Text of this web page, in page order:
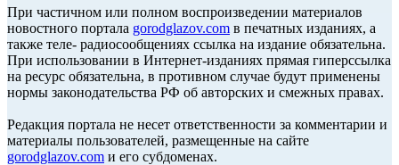
При частичном или полном воспроизведении материалов
новостного портала gorodglazov.com в печатных изданиях, а
также теле- радиосообщениях ссылка на издание обязательна.
При использовании в Интернет-изданиях прямая гиперссылка
на ресурс обязательна, в противном случае будут применены
нормы законодательства РФ об авторских и смежных правах.
Редакция портала не несет ответственности за комментарии и
материалы пользователей, размещенные на сайте
gorodglazov.com и его субдоменах.